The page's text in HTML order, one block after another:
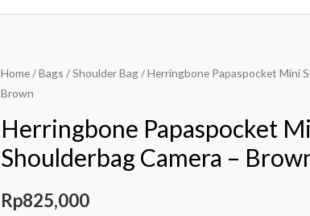
Home/Bags /Shoulder Bag/ Herringbone Papaspocket Mini
Brown
Herringbone Papaspocket
Shoulderbag Camera –
Rp825,000